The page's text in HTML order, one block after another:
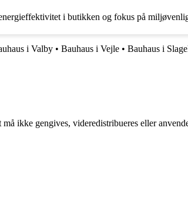
i butikken og fokus på
i Valby • Bauhaus i Vejle • Bauhaus i
ikke gengives, videredistribueres eller